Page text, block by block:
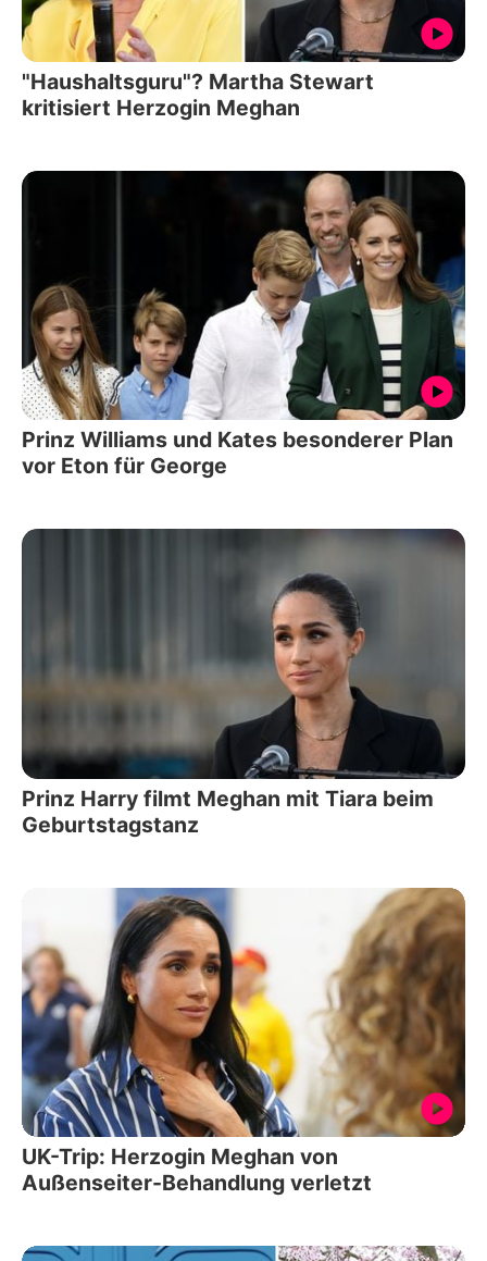
"Haushaltsguru"? Martha Stewart
kritisiert Herzogin Meghan
Prinz Williams und Kates besonderer Plan
vor Eton für George
Prinz Harry filmt Meghan mit Tiara beim
Geburtstagstanz
UK-Trip: Herzogin Meghan von
Außenseiter-Behandlung verletzt